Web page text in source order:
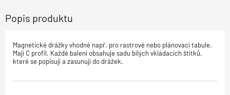
Popis produktu
Magnetické drážky vhodné např. pro rastrové nebo plánovací tabule.
Mají C profil. Každé balení obsahuje sadu bílých vkládacích štítků,
které se popisují a zasunují do drážek.